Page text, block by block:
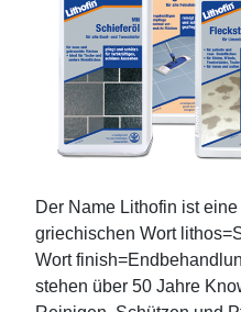
Der Name Lithofin ist
griechischen Wort
Wort
stehen über 50 Jahre